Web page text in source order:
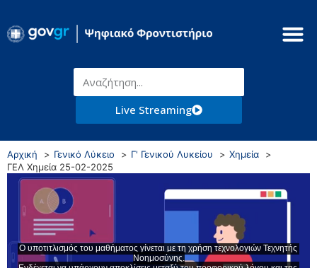
Live Streaming
Αρχική Γενικό Λύκειο Γ' Γενικού Λυκείου
Χημεία
ΓΕΛ Χημεία 25-02-2025